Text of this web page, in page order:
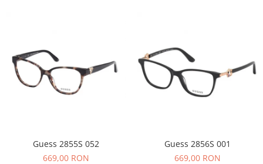
Guess 2855S 052
669,00 RON
Guess 2856S 001
669,00 RON